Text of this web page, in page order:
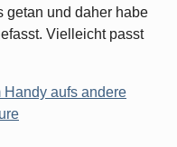
getan und daher habe
Vielleicht passt
aufs andere